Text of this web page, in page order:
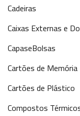
Cadeiras
Caixas Externas e
CapaseBolsas
Cartões de Memória
Cartões de Plástico
Compostos